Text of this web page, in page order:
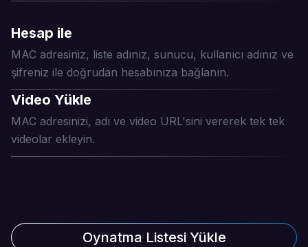
Hesap ile
MAC adresiniz, liste adınız, sunucu, kullanıcı adınız ve
şifreniz ile doğrudan hesabınıza bağlanın.
Video Yükle
MAC adresinizi, adı ve video URL'sini vererek tek tek
videolar ekleyin.
Oynatma Listesi Yükle